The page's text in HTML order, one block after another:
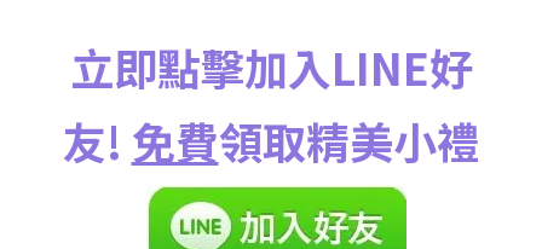
立即點擊加入LINE好
友! 免費領取精美小禮